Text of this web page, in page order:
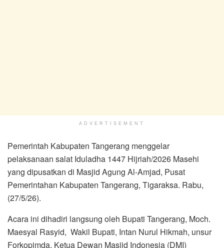
ADVERTISEMENT
Pemerintah Kabupaten Tangerang menggelar
pelaksanaan salat Iduladha 1447 Hijriah/2026 Masehi
yang dipusatkan di Masjid Agung Al-Amjad, Pusat
Pemerintahan Kabupaten Tangerang, Tigaraksa. Rabu,
(27/5/26).
Acara ini dihadiri langsung oleh Bupati Tangerang, Moch.
Maesyal Rasyid, Wakil Bupati, Intan Nurul Hikmah, unsur
Forkopimda, Ketua Dewan Masjid Indonesia (DMI)